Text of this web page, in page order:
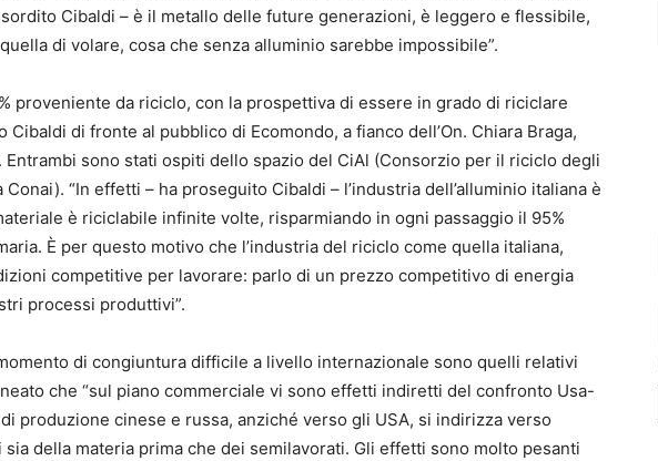
Cibaldi – è il metallo delle future generazioni, è leggero e flessibile,
di volare, cosa che senza alluminio sarebbe impossibile”.
proveniente da riciclo, con la prospettiva di essere in grado di riciclare
di fronte al pubblico di Ecomondo, a fianco dell’On. Chiara Braga,
sono stati ospiti dello spazio del CiAl (Consorzio per il riciclo degli
“In effetti – ha proseguito Cibaldi – l’industria dell’alluminio italiana è
è riciclabile infinite volte, risparmiando in ogni passaggio il 95%
È per questo motivo che l’industria del riciclo come quella italiana,
competitive per lavorare: parlo di un prezzo competitivo di energia
processi produttivi”.
di congiuntura difficile a livello internazionale sono quelli relativi
che “sul piano commerciale vi sono effetti indiretti del confronto Usa-
produzione cinese e russa, anziché verso gli USA, si indirizza verso
della materia prima che dei semilavorati. Gli effetti sono molto pesanti